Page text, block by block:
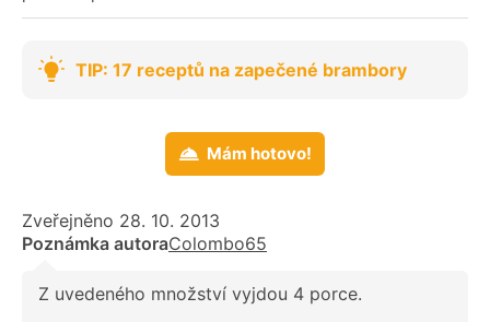
TIP: 17 receptů na zapečené brambory
Mám hotovo!
Zveřejněno 28. 10. 2013
Poznámka autoraColombo65
Z uvedeného množství vyjdou 4 porce.